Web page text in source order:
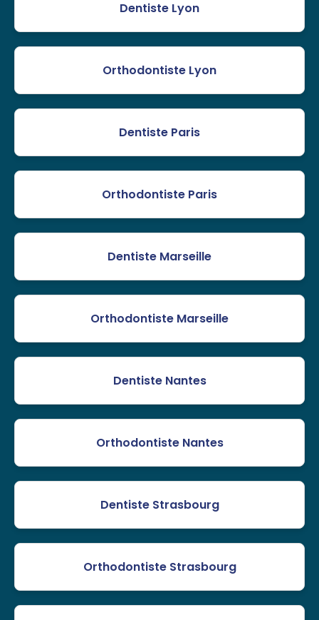
Dentiste Lyon
Orthodontiste Lyon
Dentiste Paris
Orthodontiste Paris
Dentiste Marseille
Orthodontiste Marseille
Dentiste Nantes
Orthodontiste Nantes
Dentiste Strasbourg
Orthodontiste Strasbourg